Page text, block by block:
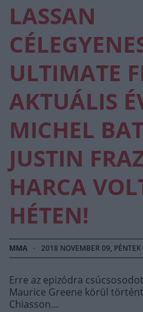
LASSAN
ULTIMATE
AKTUÁLIS
MICHEL
JUSTIN
HARCA
HÉTEN!
MMA · 2018 NOVEMBER 09, PÉNTEK
Erre az epizódra
Maurice Greene körül
Chiasson…